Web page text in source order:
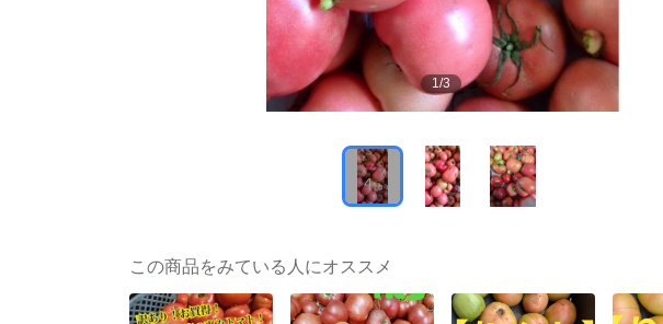
1/3
この商品をみている人にオススメ